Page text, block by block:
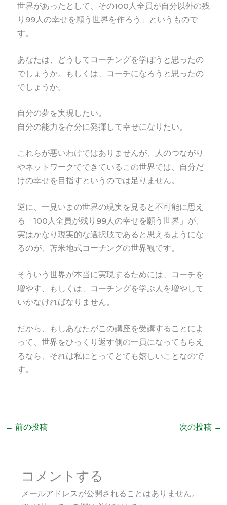
世界があったとして、その100人全員が自分以外の残
り99人の幸せを願う世界を作ろう」というもので
す。
あなたは、どうしてコーチングを学ぼうと思ったの
でしょうか。もしくは、コーチになろうと思ったの
でしょうか。
自分の夢を実現したい。
自分の能力を存分に発揮して幸せになりたい。
これらが悪いわけではありませんが、人のつながり
やネットワークでできているこの世界では、自分だ
けの幸せを目指すというのでは足りません。
逆に、一見いまの世界の現実を見ると不可能に思え
る「100人全員が残り99人の幸せを願う世界」が、
実はかなり現実的な選択肢であると思えるようにな
るのが、苫米地式コーチングの世界観です。
そういう世界が本当に実現するためには、コーチを
増やす、もしくは、コーチングを学ぶ人を増やして
いかなければなりません。
だから、もしあなたがこの講座を受講することによ
って、世界をひっくり返す側の一員になってもらえ
るなら、それは私にとってとても嬉しいことなので
す。
← 前の投稿 次の投稿 →
コメントする
メールアドレスが公開されることはありません。